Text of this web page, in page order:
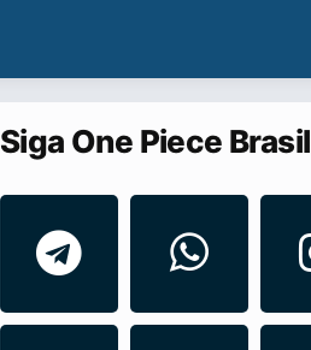
Siga One Piece Brasil